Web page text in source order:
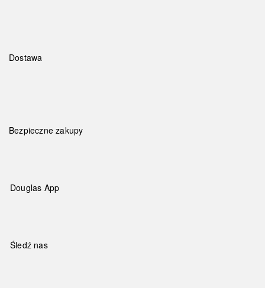
Dostawa
Bezpieczne zakupy
Douglas App
Śledź nas